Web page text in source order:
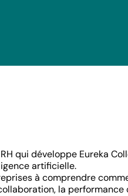
qui développe Eureka
artificielle.
à comprendre
la